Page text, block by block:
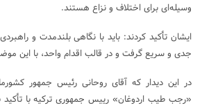
وسیله‌ای برای اختلاف و نزاع هستند.
ایشان تأکید کردند: باید با نگاهی بلندمدت و
جدی و سریع گرفت و در قالب اقدام واحد، با این
در این دیدار که آقای روحانی رئیس جمهور
«رجب طیب اردوغان» رییس جمهوری ترکیه با تأکید